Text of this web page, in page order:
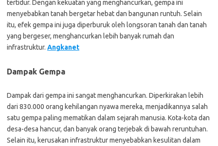
tertidur. Dengan kekuatan yang menghancurkan, gempa ini
menyebabkan tanah bergetar hebat dan bangunan runtuh. Selain
itu, efek gempa ini juga diperburuk oleh longsoran tanah dan tanah
yang bergeser, menghancurkan lebih banyak rumah dan
infrastruktur. Angkanet
Dampak Gempa
Dampak dari gempa ini sangat menghancurkan. Diperkirakan lebih
dari 830.000 orang kehilangan nyawa mereka, menjadikannya salah
satu gempa paling mematikan dalam sejarah manusia. Kota-kota dan
desa-desa hancur, dan banyak orang terjebak di bawah reruntuhan.
Selain itu, kerusakan infrastruktur menyebabkan kesulitan dalam